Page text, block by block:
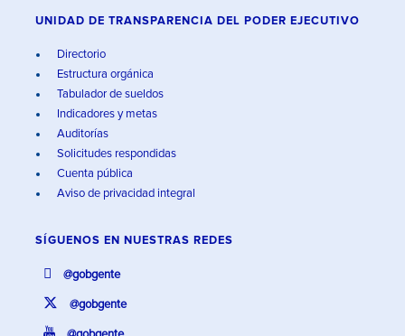
UNIDAD DE TRANSPARENCIA DEL PODER EJECUTIVO
Directorio
Estructura orgánica
Tabulador de sueldos
Indicadores y metas
Auditorías
Solicitudes respondidas
Cuenta pública
Aviso de privacidad integral
SÍGUENOS EN NUESTRAS REDES
@gobgente
@gobgente